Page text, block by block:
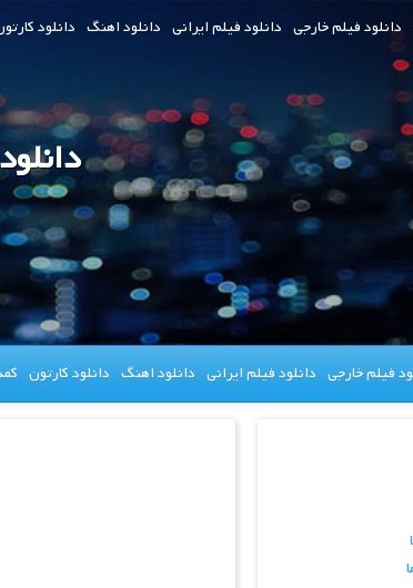
دانلود فیلم خارجی دانلود فیلم ایرانی دانلود اهنگ دانلود
فیلم خارجی دانلود فیلم ایرانی دانلود اهنگ دانلود کارتون